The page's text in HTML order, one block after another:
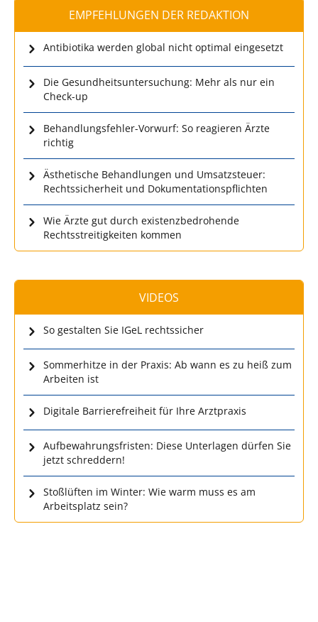
EMPFEHLUNGEN DER REDAKTION
Antibiotika werden global nicht optimal eingesetzt
Die Gesundheitsuntersuchung: Mehr als nur ein
Check-up
Behandlungsfehler-Vorwurf: So reagieren Ärzte
richtig
Ästhetische Behandlungen und Umsatzsteuer:
Rechtssicherheit und Dokumentationspflichten
Wie Ärzte gut durch existenzbedrohende
Rechtsstreitigkeiten kommen
VIDEOS
So gestalten Sie IGeL rechtssicher
Sommerhitze in der Praxis: Ab wann es zu heiß zum
Arbeiten ist
Digitale Barrierefreiheit für Ihre Arztpraxis
Aufbewahrungsfristen: Diese Unterlagen dürfen Sie
jetzt schreddern!
Stoßlüften im Winter: Wie warm muss es am
Arbeitsplatz sein?